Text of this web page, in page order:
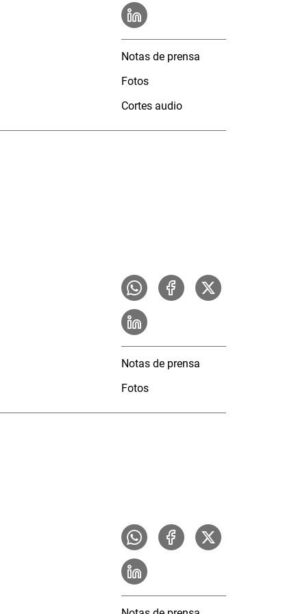
Notas de prensa
Fotos
Cortes audio
Notas de prensa
Fotos